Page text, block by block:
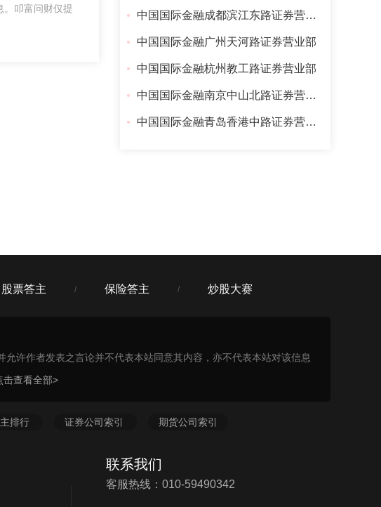
。叩富问财仅提
中国国际金融成都滨江东路证券营业部
中国国际金融广州天河路证券营业部
中国国际金融杭州教工路证券营业部
中国国际金融南京中山北路证券营业部
中国国际金融青岛香港中路证券营业部
股票答主 / 保险答主 / 炒股大赛
许作者发表之言论并不代表本站同意其内容，亦不代表本站对该信息
击查看全部>
排行 证券公司索引 期货公司索引
联系我们
客服热线：010-59490342